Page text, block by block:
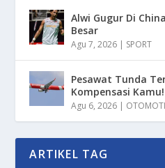
Alwi Gugur Di
Besar
Agu 7, 2026 | SPORT
Pesawat Tunda
Kompensasi Kamu!
Agu 6, 2026 |
ARTIKEL TAG